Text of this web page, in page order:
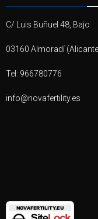
C/ Luis Buñuel 48, Bajo
03160 Almoradí
Tel: 966780776
info@novafertility.es